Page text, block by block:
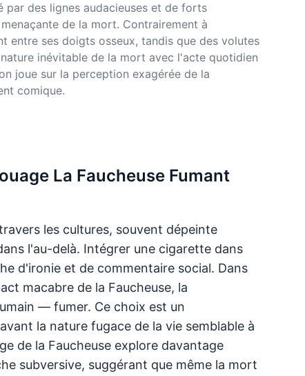
par des lignes audacieuses et de forts
de la mort. Contrairement à
entre ses doigts osseux, tandis que des volutes
inévitable de la mort avec l'acte quotidien
joue sur la perception exagérée de la
comique.
La Faucheuse Fumant
les cultures, souvent dépeinte
l'au-delà. Intégrer une cigarette dans
d'ironie et de commentaire social. Dans
macabre de la Faucheuse, la
— fumer. Ce choix est un
la nature fugace de la vie semblable à
de la Faucheuse explore davantage
subversive, suggérant que même la mort